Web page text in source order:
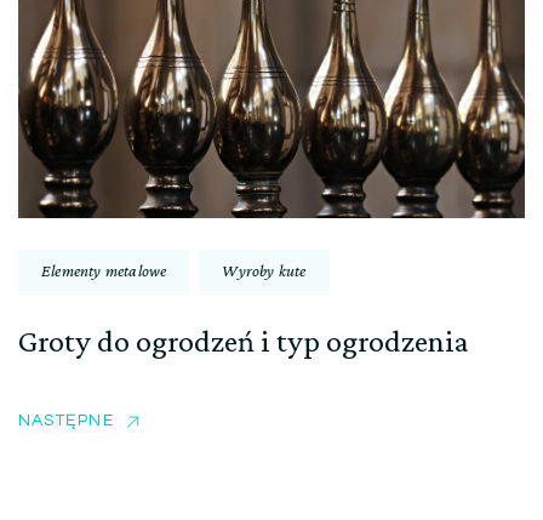
Elementy metalowe Wyroby kute
Groty do ogrodzeń i typ ogrodzenia
NASTĘPNE